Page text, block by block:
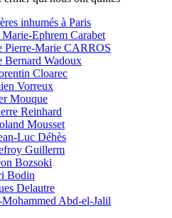
inhumés à Paris
Ephrem Carabet
Pierre-Marie CARROS
Bernard Wadoux
Cloarec
Vorreux
Mouque
Reinhard
Mousset
Luc Déhès
Guillerm
Bozsoki
Bodin
Delautre
Mohammed Abd-el-Jalil